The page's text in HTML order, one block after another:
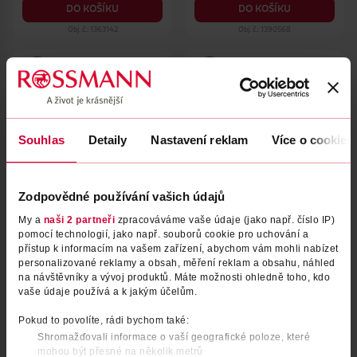
Souhlas Detaily Nastavení reklam Více o cookies
Zodpovědné používání vašich údajů
My a naši 2 partneři zpracováváme vaše údaje (jako např. číslo IP)
pomocí technologií, jako např. souborů cookie pro uchování a
přístup k informacím na vašem zařízení, abychom vám mohli nabízet
personalizované reklamy a obsah, měření reklam a obsahu, náhled
na návštěvníky a vývoj produktů. Máte možnosti ohledně toho, kdo
vaše údaje používá a k jakým účelům.
Pokud to povolíte, rádi bychom také:
Shromažďovali informace o vaší geografické poloze, které
mohou být přesné na několik metrů
DO KOŠÍKU
Obj. č.: 1363142
DO KOŠÍKU
Obj. č.: 1390568
Čisticí pleťový balzám Pure
Grinding
Dr. Althea 50 ml
CLUB cena
549 Kč
DO KOŠÍKU
Obj. č.: 1342604
Pleťová maska pro
problematickou pleť Marine
Anti-Blemish
Dr. Althea 27 g
CLUB cena
Obj. č.: 1497946